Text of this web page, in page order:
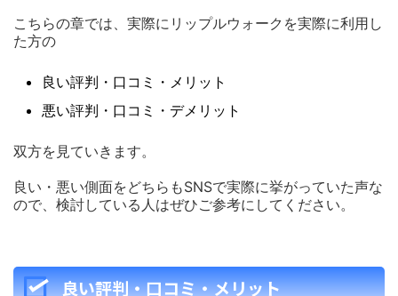
こちらの章では、実際にリップルウォークを実際に利用し
た方の
良い評判・口コミ・メリット
悪い評判・口コミ・デメリット
双方を見ていきます。
良い・悪い側面をどちらもSNSで実際に挙がっていた声な
ので、検討している人はぜひご参考にしてください。
良い評判・口コミ・メリット